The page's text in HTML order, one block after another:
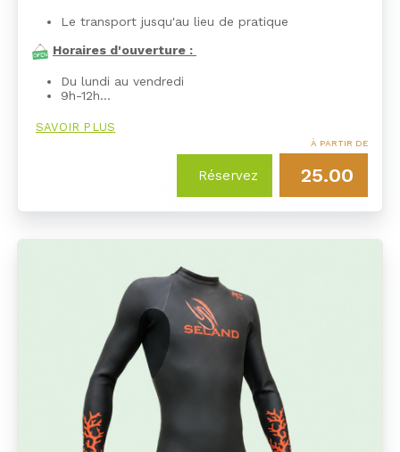
Le transport jusqu'au lieu de pratique
Horaires d'ouverture :
Du lundi au vendredi
9h-12h…
SAVOIR PLUS
Réservez
À PARTIR DE
25.00